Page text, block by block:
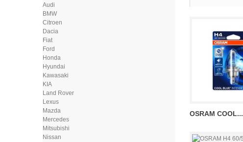
Audi
BMW
Citroen
Dacia
Fiat
Ford
Honda
Hyundai
Kawasaki
KIA
Land Rover
Lexus
Mazda
Mercedes
Mitsubishi
Nissan
OSRAM COOL...